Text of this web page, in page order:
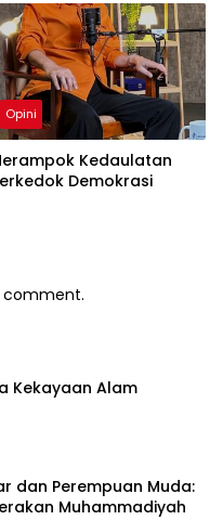
Opini
Kedaulatan
Demokrasi
comment.
Kekayaan Alam
dan Perempuan Muda:
Muhammadiyah